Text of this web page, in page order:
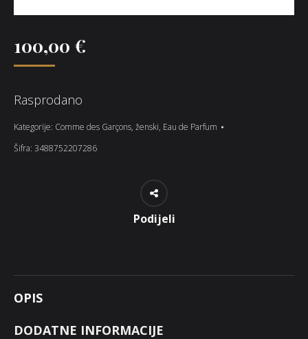
100,00 €
Rasprodano
Kategorije: Comme des Garçons, ženski, Eau de Parfum
Šifra: 3488752207286
Podijeli
OPIS
DODATNE INFORMACIJE